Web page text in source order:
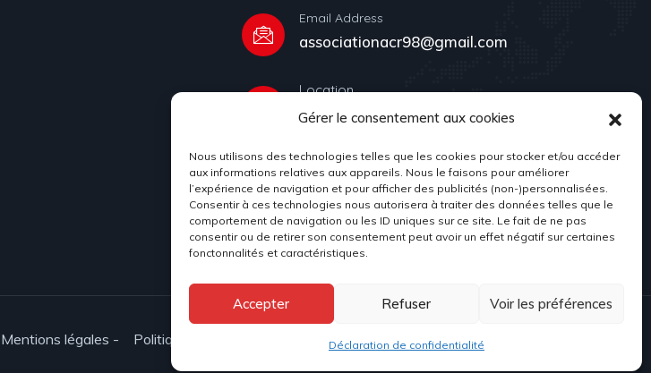
Gérer le consentement aux cookies
Nous utilisons des technologies telles que les cookies pour stocker et/ou accéder
aux informations relatives aux appareils. Nous le faisons pour améliorer
l’expérience de navigation et pour afficher des publicités (non-)personnalisées.
Consentir à ces technologies nous autorisera à traiter des données telles que le
comportement de navigation ou les ID uniques sur ce site. Le fait de ne pas
consentir ou de retirer son consentement peut avoir un effet négatif sur certaines
fonctonnalités et caractéristiques.
Accepter Refuser Voir les préférences
Déclaration de confidentialité
Email Address
associationacr98@gmail.com
Location
Place du Palais, 98000 Monaco
Mentions légales - Politique de confidentialité